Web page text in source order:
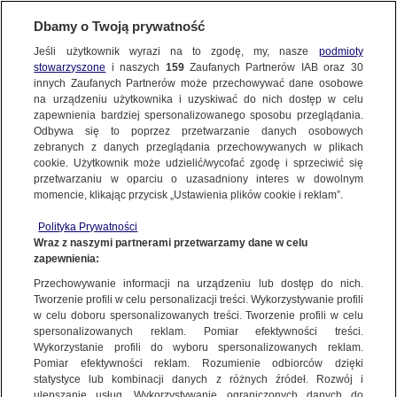
BIURO REKLAMY TVN MEDIA
WYBIERZ STACJĘ
TVN
TVN 7
TTV
METRO
TVN24
TVN24 BIS
EUROSPORT 1
EUROSPORT 2
Discovery
Discovery Historia
Discovery Science
Animal Planet HD
TVN Style
Travel Channel
TLC
HGTV
FOOD NETWORK
TVN Fabuła
TVN to jedna z najbardziej dynamicznie rozwijających się stacji
telewizyjnych w Europie. TVN oferuje wysokiej jakości
programy rozrywkowe oraz wiarygodne, rzetelne i niezależne
audycje informacyjne i publicystyczne. Wyróżniana i
nominowana do wielu nagród jest postrzegana jako telewizja
nowatorska, wyznaczająca nowe trendy na polskim rynku
medialnym. Atrakcyjna oferta programowa TVN tworzy
wizerunek nowoczesnej, dynamicznej i innowacyjnej telewizji.
Widzowie postrzegają TVN jako stację, która kreuje gwiazdy, a
jednocześnie jest im bliska, inspirująca i prawdziwa.
DETEKTYWI
Wiosenny sezon „Detektywów”
przyniesie widzom nowe, emocjonujące i trzymające w
Dbamy o Twoją prywatność
Jeśli użytkownik wyrazi na to zgodę, my, nasze podmioty
stowarzyszone i naszych 159Zaufanych Partnerów IAB oraz 30
innych Zaufanych Partnerów może przechowywać dane osobowe
na urządzeniu użytkownika i uzyskiwać do nich dostęp w celu
zapewnienia bardziej spersonalizowanego sposobu przeglądania.
Odbywa się to poprzez przetwarzanie danych osobowych
zebranych z danych przeglądania przechowywanych w plikach
cookie. Użytkownik może udzielić/wycofać zgodę i sprzeciwić się
przetwarzaniu w oparciu o uzasadniony interes w dowolnym
momencie, klikając przycisk „Ustawienia plików cookie i reklam”.
Polityka Prywatności
Wraz z naszymi partnerami przetwarzamy dane w celu
zapewnienia:
Przechowywanie informacji na urządzeniu lub dostęp do nich.
Tworzenie profili w celu personalizacji treści. Wykorzystywanie profili
w celu doboru spersonalizowanych treści. Tworzenie profili w celu
spersonalizowanych reklam. Pomiar efektywności treści.
Wykorzystanie profili do wyboru spersonalizowanych reklam.
Pomiar efektywności reklam. Rozumienie odbiorców dzięki
statystyce lub kombinacji danych z różnych źródeł. Rozwój i